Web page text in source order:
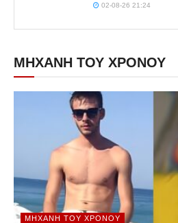
02-08-26 21:24
ΜΗΧΑΝΗ ΤΟΥ ΧΡΟΝΟΥ
ΜΗΧΑΝΉ ΤΟΥ ΧΡΌΝΟΥ